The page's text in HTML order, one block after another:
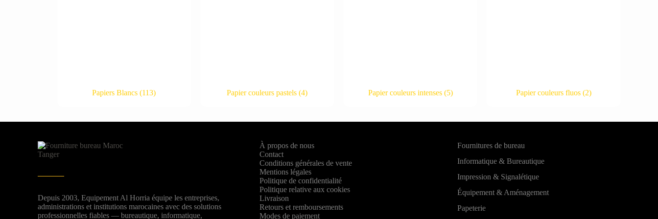
Papiers Blancs(113) Papier couleurs pastels(4) Papier couleurs intenses (5) Papier couleurs fluos (2)
Depuis 2003, Equipement Al Horria équipe les entreprises,
administrations et institutions marocaines avec des solutions
professionnelles fiables — bureautique, informatique,
À propos de nous
Contact
Conditions générales de vente
Mentions légales
Politique de confidentialité
Politique relative aux cookies
Livraison
Retours et remboursements
Modes de paiement
Fournitures de bureau
Informatique & Bureautique
Impression & Signalétique
Équipement & Aménagement
Papeterie